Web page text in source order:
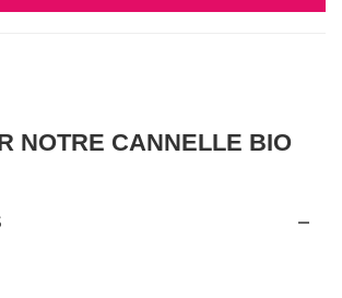
NOTRE CANNELLE BIO